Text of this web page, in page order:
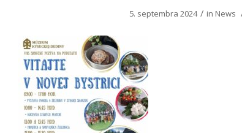
5. septembra 2024 / in News